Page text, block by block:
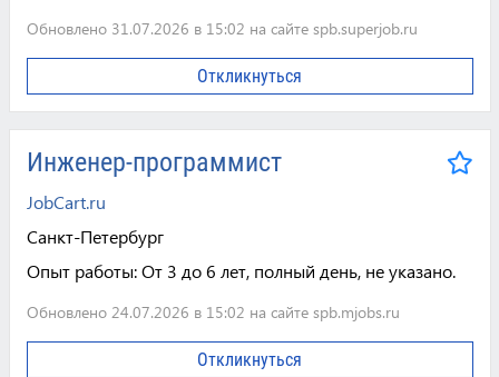
Обновлено 31.07.2026 в 15:02 на сайте spb.superjob.ru
Откликнуться
Инженер-программист
JobCart.ru
Санкт-Петербург
Опыт работы:От 3 до 6 лет, полный день, не указано.
Обновлено 24.07.2026 в 15:02 на сайте spb.mjobs.ru
Откликнуться